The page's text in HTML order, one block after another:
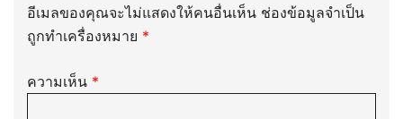
อีเมลของคุณจะไม่แสดงให้คนอื่นเห็น ช่องข้อมูลจำเป็น
ถูกทำเครื่องหมาย *
ความเห็น *